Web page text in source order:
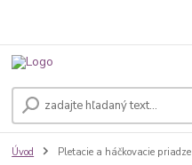
Úvod Pletacie a háčkovacie priadze